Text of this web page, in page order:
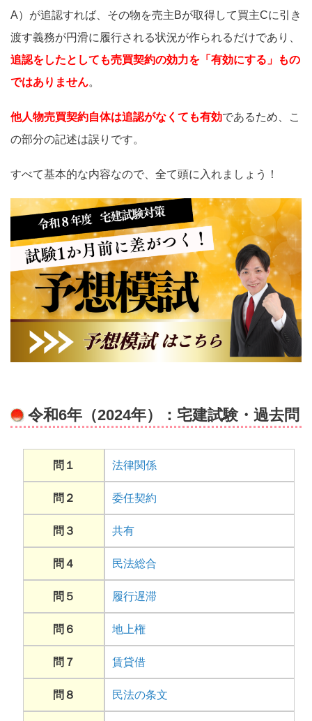
A）が追認すれば、その物を売主Bが取得して買主Cに引き
渡す義務が円滑に履行される状況が作られるだけであり、
追認をしたとしても売買契約の効力を「有効にする」もの
ではありません。
他人物売買契約自体は追認がなくても有効であるため、こ
の部分の記述は誤りです。
すべて基本的な内容なので、全て頭に入れましょう！
令和6年（2024年）：宅建試験・過去問
問１ 法律関係
問２ 委任契約
問３ 共有
問４ 民法総合
問５ 履行遅滞
問６ 地上権
問７ 賃貸借
問８ 民法の条文